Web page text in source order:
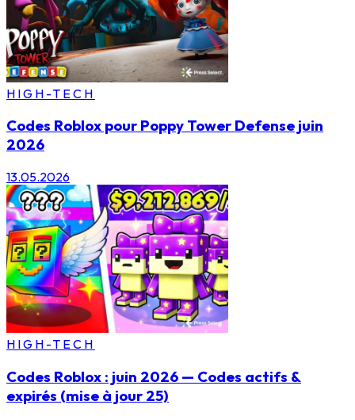
HIGH-TECH
Codes Roblox pour Poppy Tower Defense juin
2026
13.05.2026
HIGH-TECH
Codes Roblox : juin 2026 — Codes actifs &
expirés (mise à jour 25)